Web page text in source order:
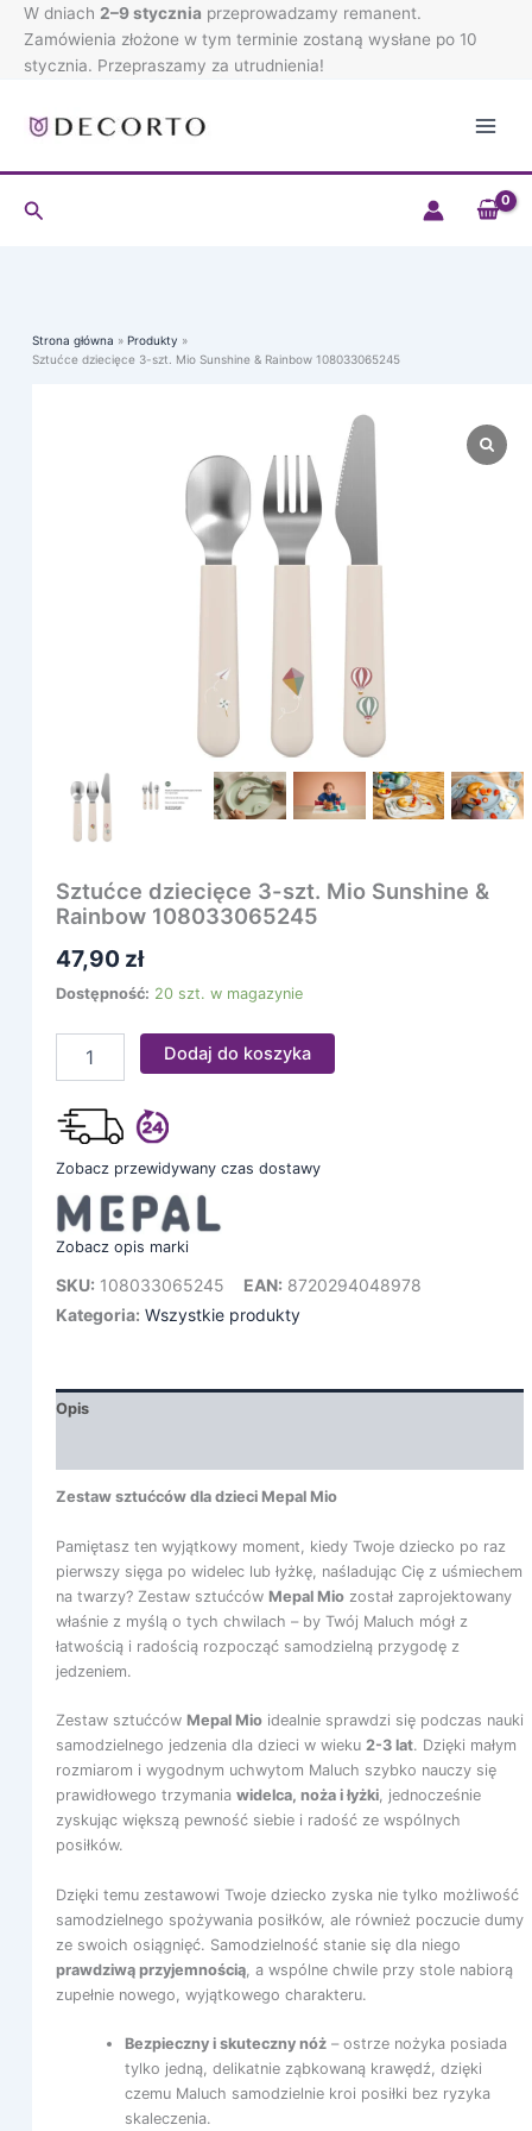
Przejdź
treści
W dniach 2–9 stycznia przeprowadzamy remanent.
Zamówienia złożone w tym terminie zostaną wysłane po 10
stycznia. Przepraszamy za utrudnienia!
Szukaj
Strona główna
Produkty
Sztućce dziecięce 3-szt. Mio Sunshine & Rainbow 108033065245
Sztućce dziecięce 3-szt. Mio Sunshine &
Rainbow 108033065245
47,90 zł
Dostępność: 20 szt. w magazynie
Dodaj do koszyka
Zobacz przewidywany czas dostawy
Zobacz opis marki
SKU: 108033065245 EAN: 8720294048978
Kategoria: Wszystkie produkty
Opis
Zestaw sztućców dla dzieci Mepal Mio
Pamiętasz ten wyjątkowy moment, kiedy Twoje dziecko po raz
pierwszy sięga po widelec lub łyżkę, naśladując Cię z uśmiechem
na twarzy? Zestaw sztućców Mepal Miozostał zaprojektowany
właśnie z myślą o tych chwilach – by Twój Maluch mógł z
łatwością i radością rozpocząć samodzielną przygodę z
jedzeniem.
Zestaw sztućców Mepal Mioidealnie sprawdzi się podczas nauki
samodzielnego jedzenia dla dzieci w wieku 2-3 lat. Dzięki małym
rozmiarom i wygodnym uchwytom Maluch szybko nauczy się
prawidłowego trzymania widelca, noża i łyżki, jednocześnie
zyskując większą pewność siebie i radość ze wspólnych
posiłków.
Dzięki temu zestawowi Twoje dziecko zyska nie tylko możliwość
samodzielnego spożywania posiłków, ale również poczucie dumy
ze swoich osiągnięć. Samodzielność stanie się dla niego
prawdziwą przyjemnością, a wspólne chwile przy stole nabiorą
zupełnie nowego, wyjątkowego charakteru.
Bezpieczny i skuteczny nóż – ostrze nożyka posiada
tylko jedną, delikatnie ząbkowaną krawędź, dzięki
czemu Maluch samodzielnie kroi posiłki bez ryzyka
skaleczenia.
3-
szt.
Mio
Sunshine
Rainbow